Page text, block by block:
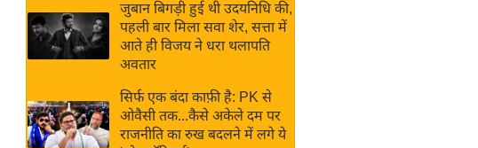
Hindi
Videos
IPL
2026
ई-पेपर
मिसाल बेमिसाल
जुबान बिगड़ी हुई थी उदयनिधि की,
पहली बार मिला सवा शेर, सत्ता में
आते ही विजय ने धरा थलापति
अवतार
सिर्फ एक बंदा काफ़ी है: PK से
ओवैसी तक...कैसे अकेले दम पर
राजनीति का रुख बदलने में लगे ये